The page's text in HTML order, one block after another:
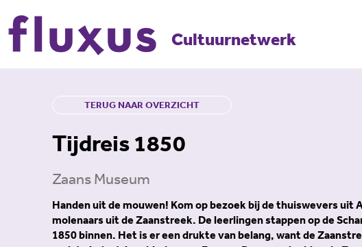
Cultuurnetwerk
TERUG NAAR OVERZICHT
Tijdreis 1850
Zaans Museum
Handen uit de mouwen! Kom op bezoek bij de thuiswevers uit
molenaars uit de Zaanstreek. De leerlingen stappen op de
1850 binnen. Het is er een drukte van belang, want de